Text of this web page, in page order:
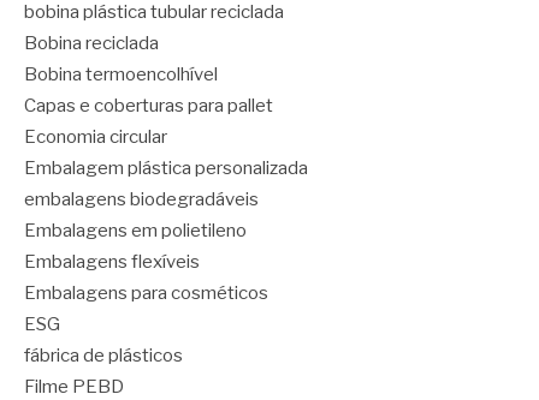
bobina plástica tubular reciclada
Bobina reciclada
Bobina termoencolhível
Capas e coberturas para pallet
Economia circular
Embalagem plástica personalizada
embalagens biodegradáveis
Embalagens em polietileno
Embalagens flexíveis
Embalagens para cosméticos
ESG
fábrica de plásticos
Filme PEBD